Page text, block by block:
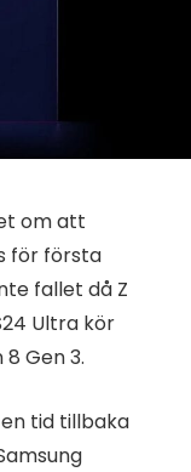
om att
för första
fallet då Z
Ultra kör
Gen 3.
tid tillbaka